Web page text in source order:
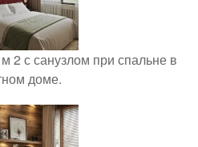
2 с санузлом при спальне в
доме.